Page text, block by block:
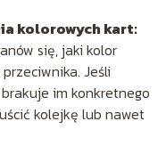
kolorowych kart:
się, jaki kolor
Jeśli
im konkretnego
kolejkę lub nawet